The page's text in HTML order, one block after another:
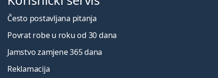
Često postavljana pitanja
Povrat robe u roku od 30 dana
Jamstvo zamjene 365 dana
Reklamacija